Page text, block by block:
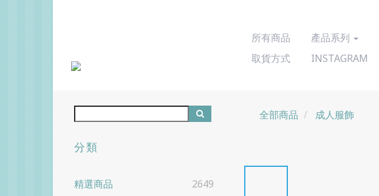
所有商品 產品系列
取貨方式
INSTAGRAM
分類
精選商品
2649
全部商品 成人服飾